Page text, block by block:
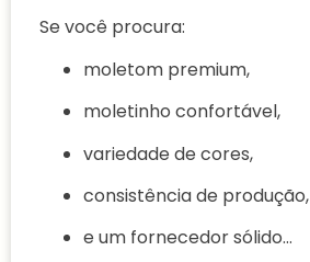
Se você procura:
moletom premium,
moletinho confortável,
variedade de cores,
consistência de produção,
e um fornecedor sólido…